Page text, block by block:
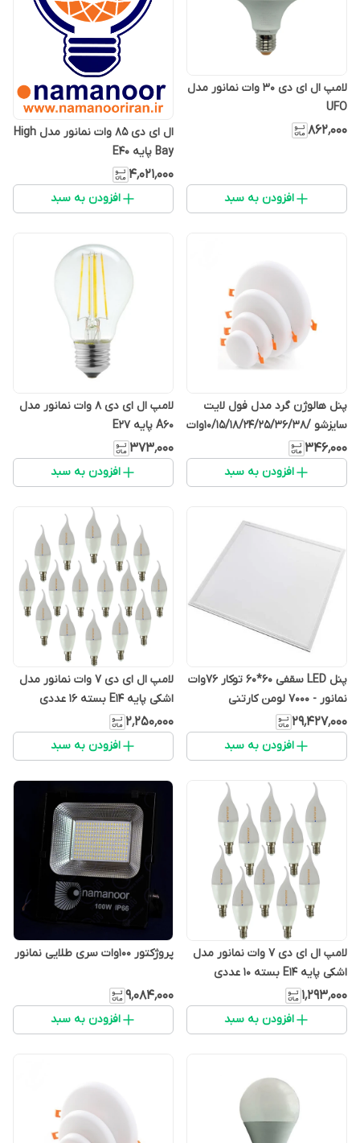
لامپ ال‌ ای‌ دی 30 وات نمانور مدل
UFO
۸۶۲٬۰۰۰
افزودن به سبد
ال ای دی 85 وات نمانور مدل High
Bay پایه E40
۴٬۰۲۱٬۰۰۰
افزودن به سبد
پنل هالوژن گرد مدل فول لایت
سایزشو /10/15/18/24/25/36/38وات
نمانور
۳۴۶٬۰۰۰
افزودن به سبد
لامپ ال ای دی 8 وات نمانور مدل
A60 پایه E27
۳۷۳٬۰۰۰
افزودن به سبد
پنل LED سقفی 60*60 توکار 76وات
نمانور - 7000 لومن کارتنی
۲۹٬۴۲۷٬۰۰۰
افزودن به سبد
لامپ ال ای دی 7 وات نمانور مدل
اشکی پایه E14 بسته 16 عددی
۲٬۲۵۰٬۰۰۰
افزودن به سبد
لامپ ال ای دی 7 وات نمانور مدل
اشکی پایه E14 بسته 10 عددی
۱٬۲۹۳٬۰۰۰
افزودن به سبد
پروژکتور 100وات سری طلایی نمانور
۹٬۰۸۴٬۰۰۰
افزودن به سبد